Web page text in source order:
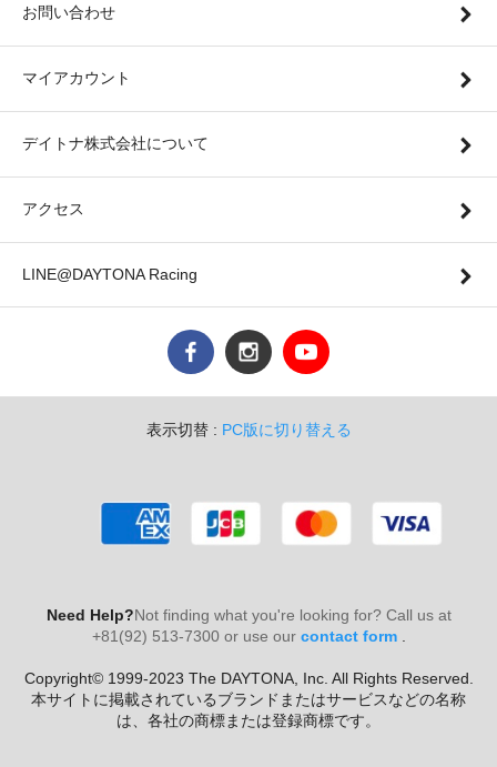
お問い合わせ
マイアカウント
デイトナ株式会社について
アクセス
LINE@DAYTONA Racing
表示切替 : PC版に切り替える
Need Help?Not finding what you're looking for? Call us at
+81(92) 513-7300 or use our contact form.
Copyright© 1999-2023 The DAYTONA, Inc. All Rights Reserved.
本サイトに掲載されているブランドまたはサービスなどの名称
は、各社の商標または登録商標です。